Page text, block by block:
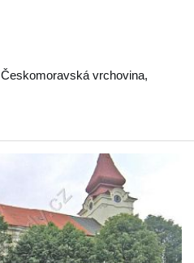
Českomoravská vrchovina,